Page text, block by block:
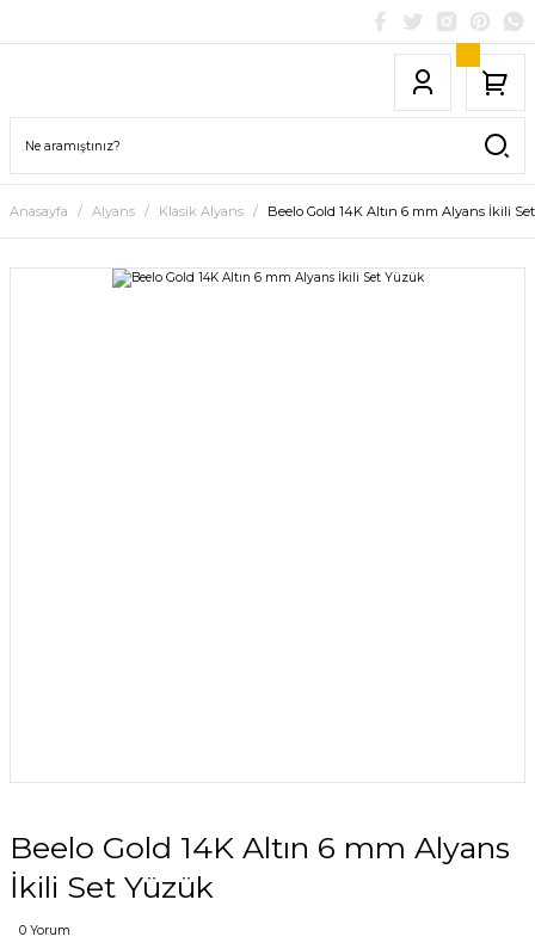
Anasayfa Alyans Klasik Alyans Beelo Gold 14K Altın 6 mm Alyans İkili
Beelo Gold 14K Altın 6 mm Alyans
İkili Set Yüzük
0 Yorum